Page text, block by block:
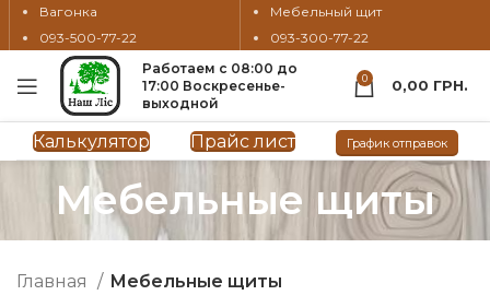
Вагонка
093-500-77-22
Мебельный щит
093-300-77-22
Работаем с 08:00 до
17:00 Воскресенье-
выходной
0 0,00 ГРН.
Калькулятор Прайс лист График отправок
Мебельные щиты
Главная
Мебельные щиты